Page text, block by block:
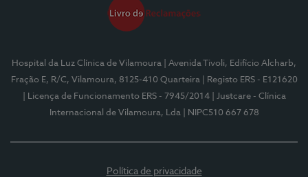
Hospital da Luz Clínica de Vilamoura
| Avenida Tivoli, Edifício Alcharb,
Fração E, R/C, Vilamoura, 8125-410 Quarteira
| Registo ERS - E121620
| Licença de Funcionamento ERS - 7945/2014
| Justcare - Clínica
Internacional de Vilamoura, Lda
| NIPC510 667 678
Política de privacidade